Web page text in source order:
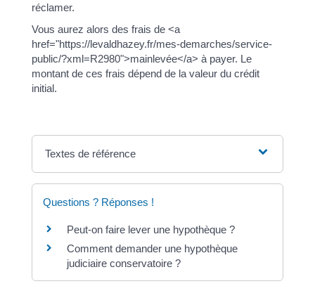
réclamer.
Vous aurez alors des frais de <a
href="https://levaldhazey.fr/mes-demarches/service-
public/?xml=R2980">mainlevée</a> à payer. Le
montant de ces frais dépend de la valeur du crédit
initial.
Textes de référence
Questions ? Réponses !
Peut-on faire lever une hypothèque ?
Comment demander une hypothèque
judiciaire conservatoire ?